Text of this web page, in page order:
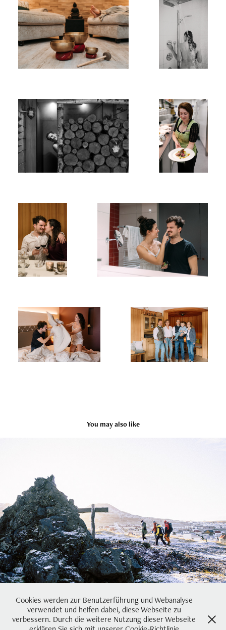
You may also like
Winter on Vestmannaeyjar
2017
Cookies werden zur Benutzerführung und Webanalyse
verwendet und helfen dabei, diese Webseite zu
verbessern. Durch die weitere Nutzung dieser Webseite